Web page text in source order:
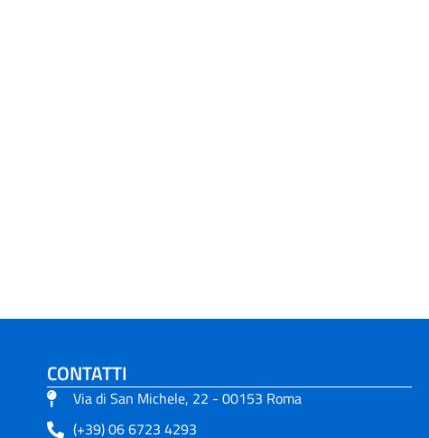
CONTATTI
Via di San Michele, 22 - 00153 Roma
(+39) 06 6723 4293